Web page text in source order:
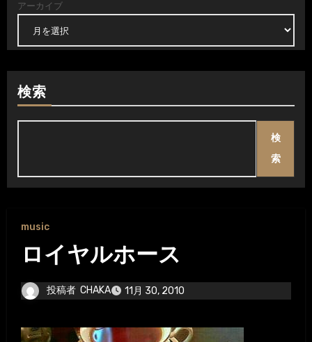
アーカイブ
検索
検
索
music
ロイヤルホース
投稿者 CHAKA 11月 30, 2010